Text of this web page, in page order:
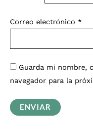
Correo electrónico *
Guarda mi nombre,
navegador para la